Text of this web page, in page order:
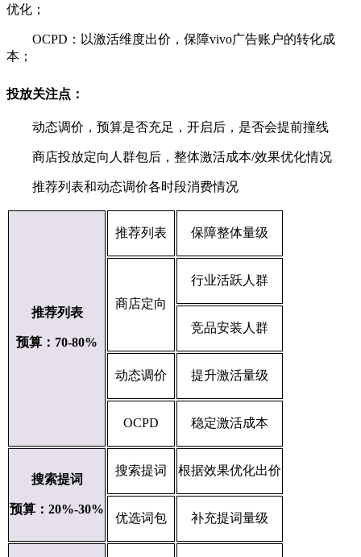
优化；
OCPD：以激活维度出价，保障vivo广告账户的转化成
本；
投放关注点：
动态调价，预算是否充足，开启后，是否会提前撞线
商店投放定向人群包后，整体激活成本/效果优化情况
推荐列表和动态调价各时段消费情况
推荐列表
预算：70-80%
推荐列表 保障整体量级
商店定向
行业活跃人群
竞品安装人群
动态调价 提升激活量级
OCPD 稳定激活成本
搜索提词
预算：20%-30%
搜索提词 根据效果优化出价
优选词包 补充提词量级